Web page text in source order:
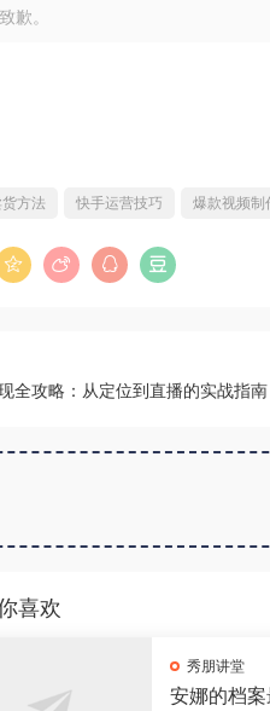
歉。
方法 快手运营技巧 爆款视频制
全攻略：从定位到直播的实战指南
喜欢
秀朋讲堂
安娜的档